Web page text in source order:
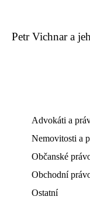
Petr Vichnar a
Advokáti a
Nemovitosti a
Občanské
Obchodní
Ostatní